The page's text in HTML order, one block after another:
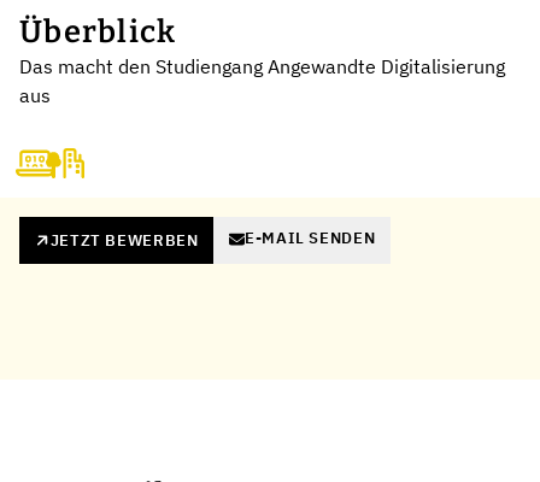
Überblick
Das macht den Studiengang Angewandte Digitalisierung
aus
JETZT BEWERBEN E-MAIL SENDEN